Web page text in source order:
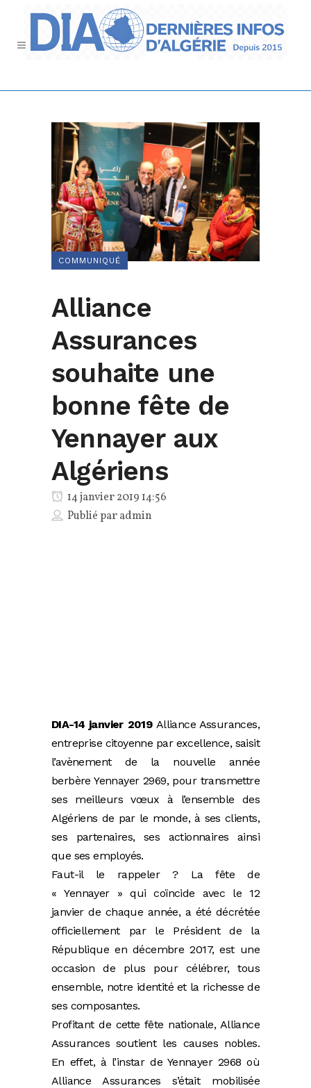
COMMUNIQUÉ
Alliance
Assurances
souhaite une
bonne fête de
Yennayer aux
Algériens
14 janvier 2019 14:56
Publié paradmin
DIA-14 janvier 2019 Alliance Assurances,
entreprise citoyenne par excellence, saisit
l’avènement de la nouvelle année
berbère Yennayer 2969, pour transmettre
ses meilleurs vœux à l’ensemble des
Algériens de par le monde, à ses clients,
ses partenaires, ses actionnaires ainsi
que ses employés.
Faut-il le rappeler ? La fête de
« Yennayer » qui coïncide avec le 12
janvier de chaque année, a été décrétée
officiellement par le Président de la
République en décembre 2017, est une
occasion de plus pour célébrer, tous
ensemble, notre identité et la richesse de
ses composantes.
Profitant de cette fête nationale, Alliance
Assurances soutient les causes nobles.
En effet, à l’instar de Yennayer 2968 où
Alliance Assurances s’était mobilisée